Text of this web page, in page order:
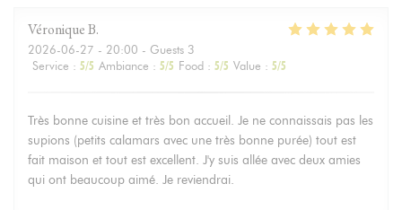
VéroniqueB
2026-06-27 - 20:00 - Guests 3
Service : 5/5 Ambiance : 5/5 Food : 5/5 Value : 5/5
Très bonne cuisine et très bon accueil. Je ne connaissais pas les
supions (petits calamars avec une très bonne purée) tout est
fait maison et tout est excellent. J'y suis allée avec deux amies
qui ont beaucoup aimé. Je reviendrai.